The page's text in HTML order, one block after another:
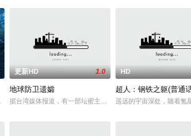
兽(港) / 哥吉拉II怪兽之王(台) /
更新HD 1.0
地球防卫遗孀
据台湾媒体报道，有一部坛蜜主演的科幻片《地球防卫未亡人
HD
超人：钢铁之躯(普通
遥远的宇宙深处，随着氪